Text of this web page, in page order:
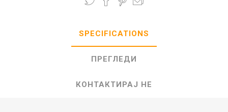
SPECIFICATIONS
ПРЕГЛЕДИ
КОНТАКТИРАЈ НЕ